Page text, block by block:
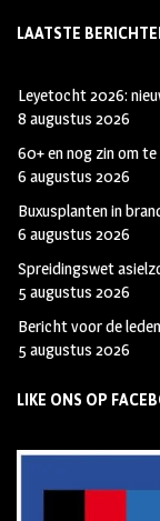
LAATSTE
Leyetocht 2026:
8 augustus 2026
60+ en nog zin om
6 augustus 2026
Buxusplanten in
6 augustus 2026
Spreidingswet
5 augustus 2026
Bericht voor de
5 augustus 2026
LIKE ONS OP